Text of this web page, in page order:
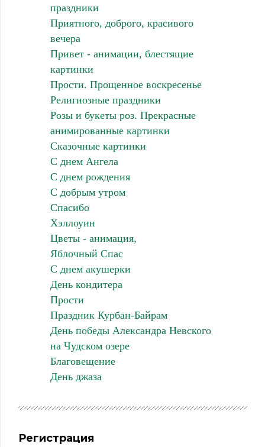
праздники
Приятного, доброго, красивого
вечера
Привет - анимации, блестящие
картинки
Прости. Прощенное воскресенье
Религиозные праздники
Розы и букеты роз. Прекрасные
анимированные картинки
Сказочные картинки
С днем Ангела
С днем рождения
С добрым утром
Спасибо
Хэллоуин
Цветы - анимация,
Яблочный Спас
С днем акушерки
День кондитера
Прости
Праздник Курбан-Байрам
День победы Александра Невского
на Чудском озере
Благовещение
День джаза
Регистрация